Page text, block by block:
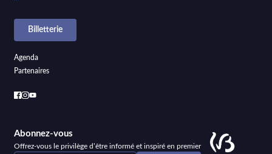
Billetterie
Agenda
Partenaires
Abonnez-vous
Offrez-vous le privilège d’être informé et inspiré en premier